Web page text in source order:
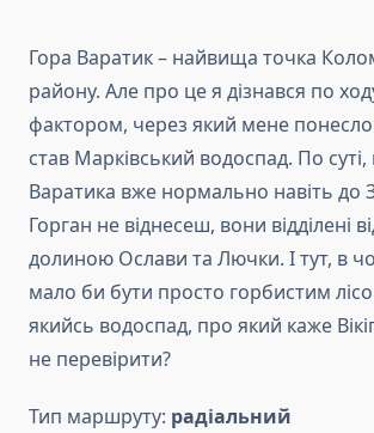
Гора Варатик – найвища точка
району. Але про це я дізнався по
фактором, через який мене
став Марківський водоспад. По
Варатика вже нормально навіть до
Горган не віднесеш, вони відділені
долиною Ослави та Лючки. І тут, в
мало би бути просто горбистим
якийсь водоспад, про який каже
не перевірити?
Тип маршруту: радіальний